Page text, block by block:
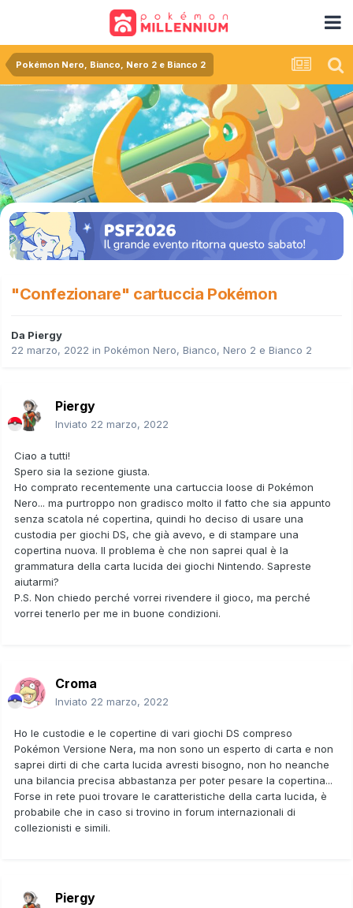
Pokémon Nero, Bianco, Nero 2 e Bianco 2
"Confezionare" cartuccia Pokémon
Da Piergy
22 marzo, 2022 in Pokémon Nero, Bianco, Nero 2 e Bianco 2
Piergy
Inviato 22 marzo, 2022
Ciao a tutti!
Spero sia la sezione giusta.
Ho comprato recentemente una cartuccia loose di Pokémon
Nero... ma purtroppo non gradisco molto il fatto che sia appunto
senza scatola né copertina, quindi ho deciso di usare una
custodia per giochi DS, che già avevo, e di stampare una
copertina nuova. Il problema è che non saprei qual è la
grammatura della carta lucida dei giochi Nintendo. Sapreste
aiutarmi?
P.S. Non chiedo perché vorrei rivendere il gioco, ma perché
vorrei tenerlo per me in buone condizioni.
Croma
Inviato 22 marzo, 2022
Ho le custodie e le copertine di vari giochi DS compreso
Pokémon Versione Nera, ma non sono un esperto di carta e non
saprei dirti di che carta lucida avresti bisogno, non ho neanche
una bilancia precisa abbastanza per poter pesare la copertina...
Forse in rete puoi trovare le caratteristiche della carta lucida, è
probabile che in caso si trovino in forum internazionali di
collezionisti e simili.
Piergy